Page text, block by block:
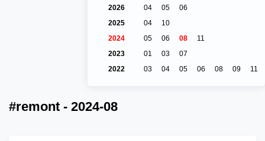
2026 04 05
06
2025
04
10
2024
05 06 08
11
2023
01 03
07
2022
03 04 05 06 08 09 11
#remont - 2024-08